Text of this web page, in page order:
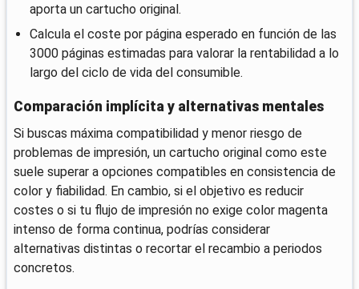
aporta un cartucho original.
Calcula el coste por página esperado en función de las
3000 páginas estimadas para valorar la rentabilidad a lo
largo del ciclo de vida del consumible.
Comparación implícita y alternativas mentales
Si buscas máxima compatibilidad y menor riesgo de
problemas de impresión, un cartucho original como este
suele superar a opciones compatibles en consistencia de
color y fiabilidad. En cambio, si el objetivo es reducir
costes o si tu flujo de impresión no exige color magenta
intenso de forma continua, podrías considerar
alternativas distintas o recortar el recambio a periodos
concretos.